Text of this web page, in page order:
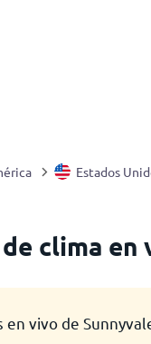
Estados
clima en
en vivo de